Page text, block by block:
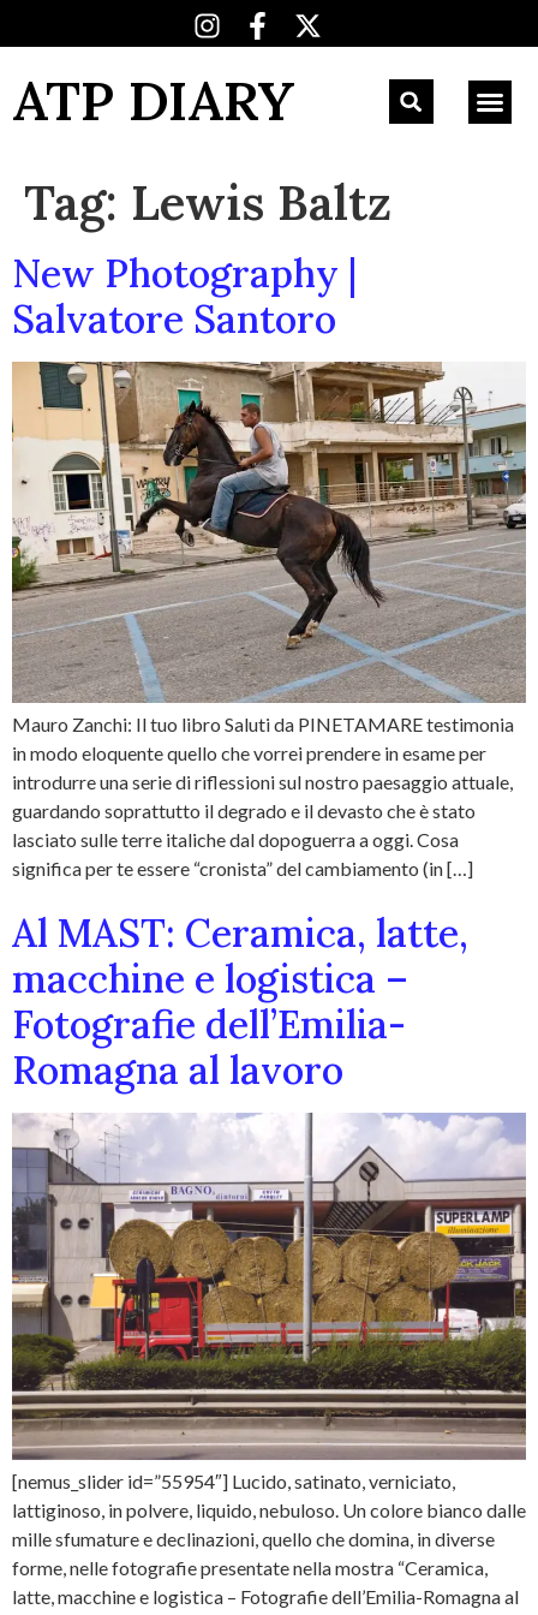
ATP DIARY
Tag: Lewis Baltz
New Photography |
Salvatore Santoro
Mauro Zanchi: Il tuo libro Saluti da PINETAMARE testimonia
in modo eloquente quello che vorrei prendere in esame per
introdurre una serie di riflessioni sul nostro paesaggio attuale,
guardando soprattutto il degrado e il devasto che è stato
lasciato sulle terre italiche dal dopoguerra a oggi. Cosa
significa per te essere “cronista” del cambiamento (in […]
Al MAST: Ceramica, latte,
macchine e logistica –
Fotografie dell’Emilia-
Romagna al lavoro
[nemus_slider id=”55954″] Lucido, satinato, verniciato,
lattiginoso, in polvere, liquido, nebuloso. Un colore bianco dalle
mille sfumature e declinazioni, quello che domina, in diverse
forme, nelle fotografie presentate nella mostra “Ceramica,
latte, macchine e logistica – Fotografie dell’Emilia-Romagna al